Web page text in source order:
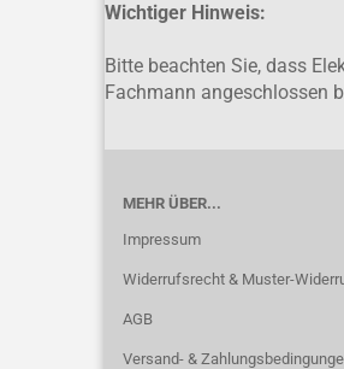
Wichtiger Hinweis:
Bitte beachten Sie, dass
Fachmann angeschlossen
MEHR ÜBER...
Impressum
Widerrufsrecht & Muster-
AGB
Versand- &